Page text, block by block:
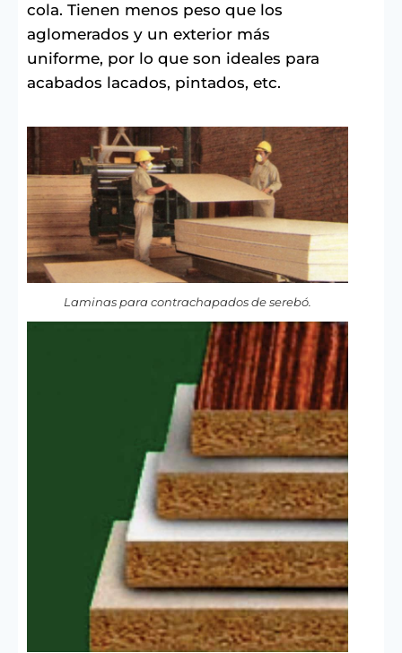
cola. Tienen menos peso que los
aglomerados y un exterior más
uniforme, por lo que son ideales para
acabados lacados, pintados, etc.
Laminas para contrachapados de serebó.